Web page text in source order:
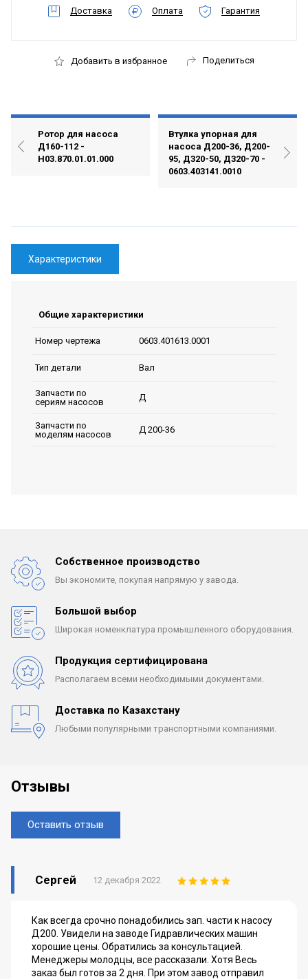
Доставка Оплата Гарантия
Добавить в избранное Поделиться
Ротор для насоса
Д160-112 -
Н03.870.01.01.000
Втулка упорная для
насоса Д200-36, Д200-
95, Д320-50, Д320-70 -
0603.403141.0010
Характеристики
Общие характеристики
Номер чертежа 0603.401613.0001
Тип детали Вал
Запчасти по
сериям насосов
Д
Запчасти по
моделям насосов
Д 200-36
Собственное производство
Вы экономите, покупая напрямую у завода.
Большой выбор
Широкая номенклатура промышленного оборудования.
Продукция сертифицирована
Располагаем всеми необходимыми документами.
Доставка по Казахстану
Любыми популярными транспортными компаниями.
Отзывы
Оставить отзыв
Сергей 12 декабря 2022
Как всегда срочно понадобились зап. части к насосу
Д200. Увидели на заводе Гидравлических машин
хорошие цены. Обратились за консультацией.
Менеджеры молодцы, все рассказали. Хотя Весь
заказ был готов за 2 дня. При этом завод отправил